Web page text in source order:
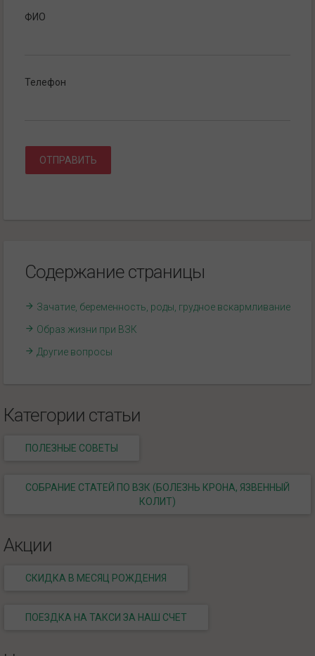
ФИО
Телефон
ОТПРАВИТЬ
Содержание страницы
Зачатие, беременность, роды, грудное вскармливание
Образ жизни при ВЗК
Другие вопросы
Категории статьи
ПОЛЕЗНЫЕ СОВЕТЫ
СОБРАНИЕ СТАТЕЙ ПО ВЗК (БОЛЕЗНЬ КРОНА, ЯЗВЕННЫЙ
КОЛИТ)
Акции
СКИДКА В МЕСЯЦ РОЖДЕНИЯ
ПОЕЗДКА НА ТАКСИ ЗА НАШ СЧЕТ